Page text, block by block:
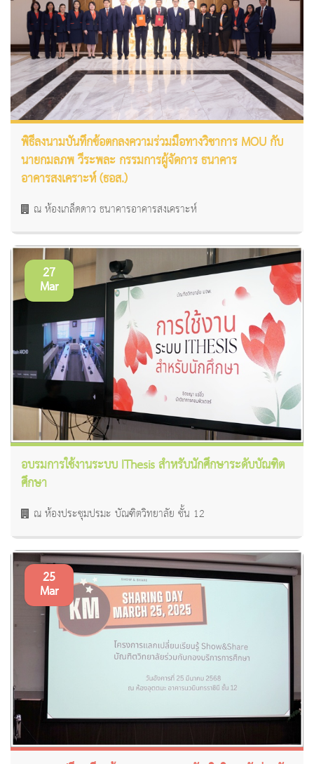
พิธีลงนามบันทึกข้อตกลงความร่วมมือทางวิชาการ MOU กับ
นายกมลภพ วีระพละ กรรมการผู้จัดการ ธนาคาร
อาคารสงเคราะห์ (ธอส.)
ณ ห้องเกล็ดดาว ธนาคารอาคารสงเคราะห์
27
Mar
อบรมการใช้งานระบบ IThesis สำหรับนักศึกษาระดับบัณฑิต
ศึกษา
ณ ห้องประชุมปรมะ บัณฑิตวิทยาลัย ชั้น 12
25
Mar